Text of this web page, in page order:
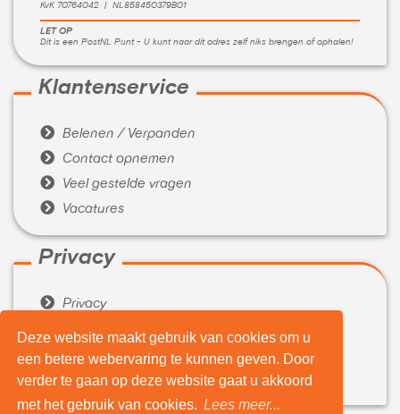
Deze website maakt gebruik van cookies om u
een betere webervaring te kunnen geven. Door
verder te gaan op deze website gaat u akkoord
met het gebruik van cookies. Lees meer...
KvK 70764042 | NL858450379B01
LET OP
Dit is een PostNL Punt - U kunt naar dit adres zelf niks brengen of ophalen!
Klantenservice
 Belenen / Verpanden
 Contact opnemen
 Veel gestelde vragen
 Vacatures
Privacy
 Privacy
Algemene voorwaarden
Over ons
 Wie zijn wij